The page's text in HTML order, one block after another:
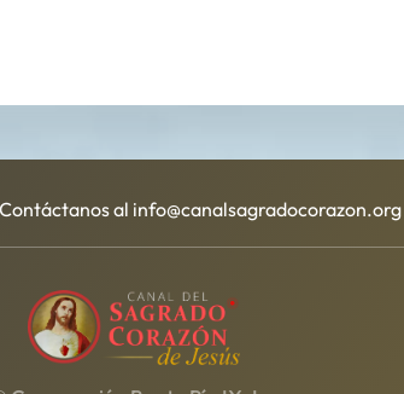
Contáctanos al info@canalsagradocorazon.org